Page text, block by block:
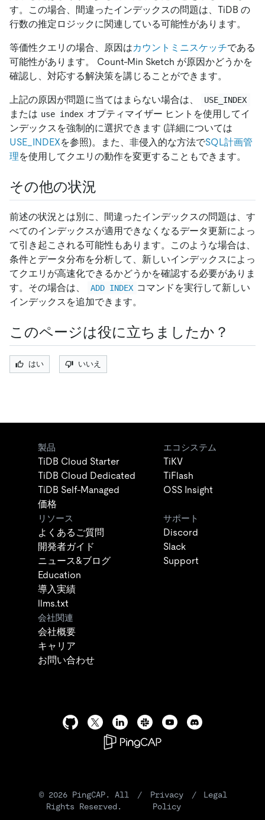
す。この場合、間違ったインデックスの問題は、TiDB の
行数の推定ロジックに関連している可能性があります。
等価性クエリの場合、原因はカウントミニスケッチである
可能性があります。 Count-Min Sketch が原因かどうかを
確認し、対応する解決策を講じることができます。
上記の原因が問題に当てはまらない場合は、 USE_INDEX
または use index オプティマイザー ヒントを使用してイ
ンデックスを強制的に選択できます (詳細については
USE_INDEXを参照)。また、非侵入的な方法でSQL計画管
理を使用してクエリの動作を変更することもできます。
その他の状況
前述の状況とは別に、間違ったインデックスの問題は、す
べてのインデックスが適用できなくなるデータ更新によっ
て引き起こされる可能性もあります。このような場合は、
条件とデータ分布を分析して、新しいインデックスによっ
てクエリが高速化できるかどうかを確認する必要がありま
す。その場合は、
ADD INDEX コマンドを実行して新しい
インデックスを追加できます。
このページは役に立ちましたか？
はい いいえ
製品
TiDB Cloud Starter
TiDB Cloud Dedicated
TiDB Self-Managed
価格
エコシステム
TiKV
TiFlash
OSS Insight
リソース
よくあるご質問
開発者ガイド
ニュース&ブログ
Education
導入実績
llms.txt
サポート
Discord
Slack
Support
会社関連
会社概要
キャリア
お問い合わせ
© 2026PingCAP. All
Rights Reserved.
/
Privacy
Policy
/ Legal